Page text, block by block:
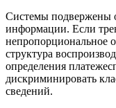
Системы подвержены
информации. Если
непропорциональное
структура
определения
дискриминировать
сведений.